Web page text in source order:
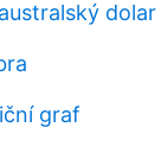
graf